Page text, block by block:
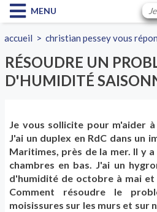
MENU
accueil >christian pessey vous
RÉSOUDRE UN
D'HUMIDITÉ
Je vous sollicite pour m'aider
J'ai un duplex en RdC dans un
Maritimes, près de la mer. Il y
chambres en bas. J'ai un
d'humidité de octobre à mai
Comment résoudre le
moisissures sur les murs et sur